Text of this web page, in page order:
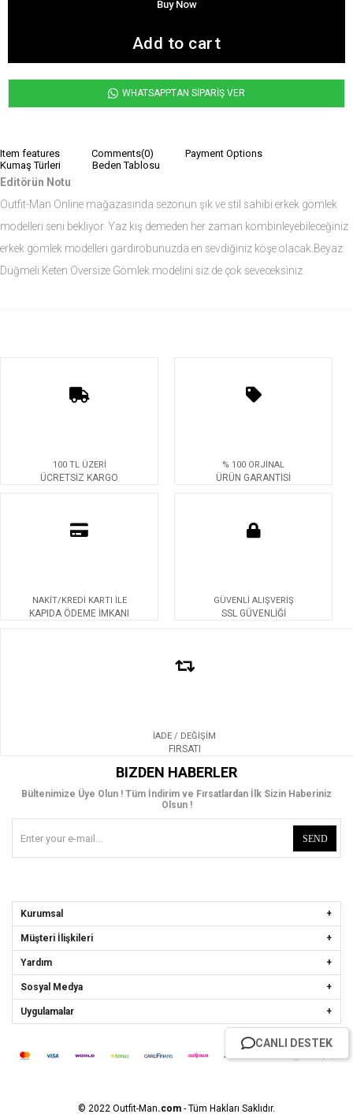
WHATSAPPTAN SİPARİŞ VER
Item features Comments(0)
Payment Options
Kumaş Türleri
Beden Tablosu
Editörün Notu
Outfit-Man Online mağazasında sezonun şık ve stil sahibi erkek gömlek
modelleri seni bekliyor. Yaz kış demeden her zaman kombinleyebileceğiniz
erkek gömlek modelleri gardırobunuzda en sevdiğiniz köşe olacak.Beyaz
Düğmeli Keten Oversize Gömlek modelini siz de çok seveceksiniz.
100 TL ÜZERİ
ÜCRETSİZ KARGO
% 100 ORJİNAL
ÜRÜN GARANTİSİ
NAKİT/KREDİ KARTI İLE
KAPIDA ÖDEME İMKANI
GÜVENLİ ALIŞVERİŞ
SSL GÜVENLİĞİ
İADE / DEĞİŞİM
FIRSATI
BIZDEN HABERLER
Bültenimize Üye Olun ! Tüm İndirim ve Fırsatlardan İlk Sizin Haberiniz
Olsun !
SEND
Kurumsal
Müşteri İlişkileri
Yardım
Sosyal Medya
Uygulamalar
© 2022 Outfit-Man.com - Tüm Hakları Saklıdır.
CANLI DESTEK